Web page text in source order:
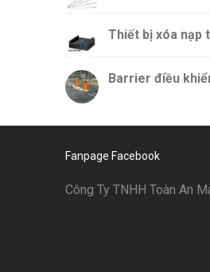
Thiết bị xóa nạp
Barrier điều
Fanpage Facebook
Công Ty TNHH Toàn An